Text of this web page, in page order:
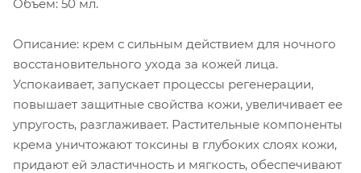
Объем: 50 мл.
Описание: крем с сильным действием для ночного
восстановительного ухода за кожей лица.
Успокаивает, запускает процессы регенерации,
повышает защитные свойства кожи, увеличивает ее
упругость, разглаживает. Растительные компоненты
крема уничтожают токсины в глубоких слоях кожи,
придают ей эластичность и мягкость, обеспечивают